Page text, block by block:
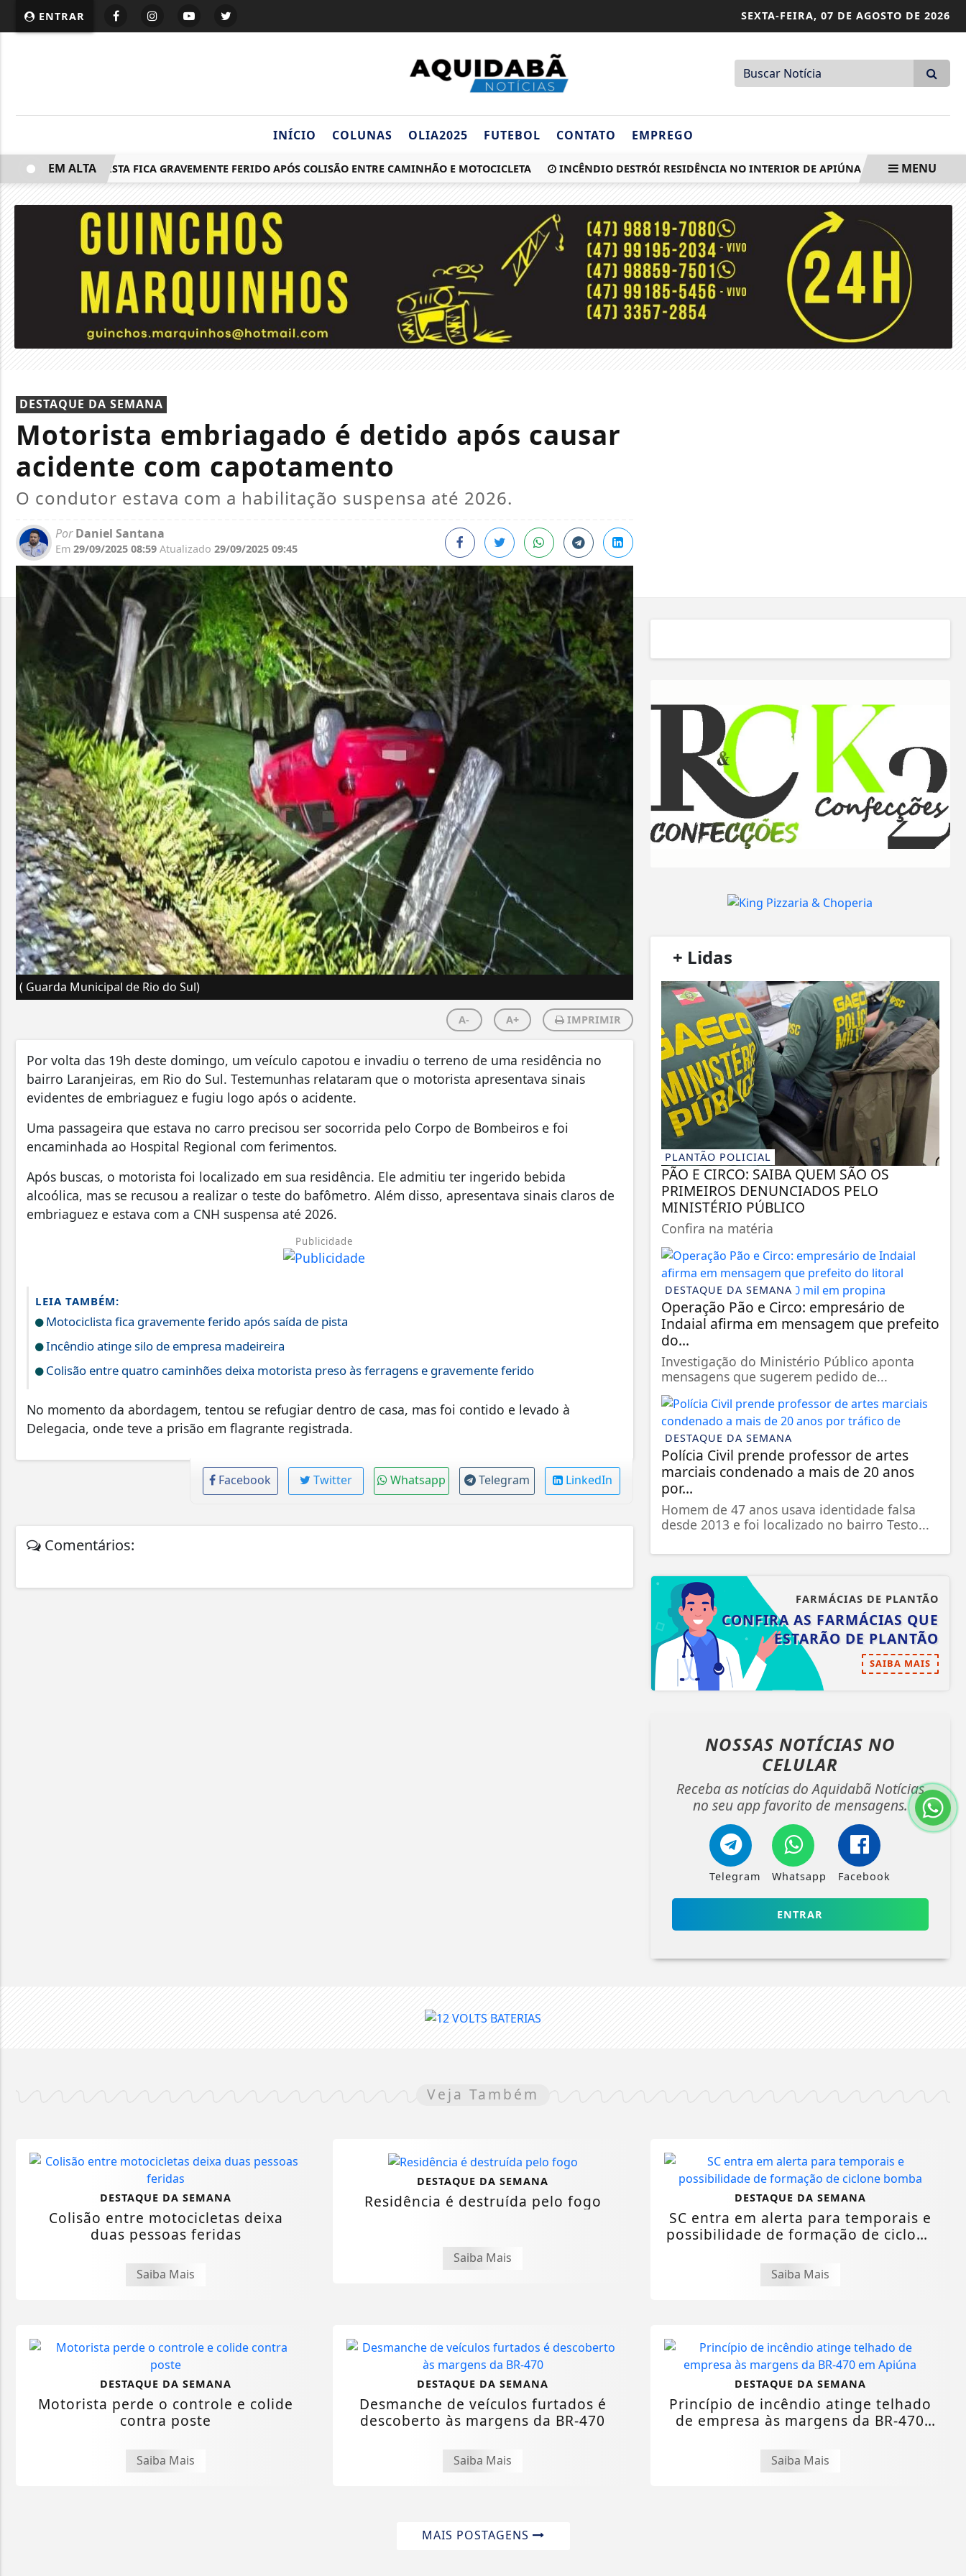
ENTRAR SEXTA-FEIRA, 07 DE AGOSTO DE 2026
INÍCIO COLUNAS OLIA2025 FUTEBOL CONTATO EMPREGO
MOTOCICLISTA FICA GRAVEMENTE FERIDO APÓS COLISÃO ENTRE CAMINHÃO E MOTOCICLETA INCÊNDIO DESTRÓI RESIDÊNCIA NO INTERIOR DE APIÚNA MOTOCICLISTA
EM ALTA MENU
DESTAQUE DA SEMANA
Motorista embriagado é detido após causar
acidente com capotamento
O condutor estava com a habilitação suspensa até 2026.
PorDaniel Santana
Em 29/09/2025 08:59 Atualizado 29/09/2025 09:45
( Guarda Municipal de Rio do Sul)
A- A+ IMPRIMIR
Por volta das 19h deste domingo, um veículo capotou e invadiu o terreno de uma residência no
bairro Laranjeiras, em Rio do Sul. Testemunhas relataram que o motorista apresentava sinais
evidentes de embriaguez e fugiu logo após o acidente.
Uma passageira que estava no carro precisou ser socorrida pelo Corpo de Bombeiros e foi
encaminhada ao Hospital Regional com ferimentos.
Após buscas, o motorista foi localizado em sua residência. Ele admitiu ter ingerido bebida
alcoólica, mas se recusou a realizar o teste do bafômetro. Além disso, apresentava sinais claros de
embriaguez e estava com a CNH suspensa até 2026.
Publicidade
LEIA TAMBÉM:
Motociclista fica gravemente ferido após saída de pista
Incêndio atinge silo de empresa madeireira
Colisão entre quatro caminhões deixa motorista preso às ferragens e gravemente ferido
No momento da abordagem, tentou se refugiar dentro de casa, mas foi contido e levado à
Delegacia, onde teve a prisão em flagrante registrada.
Facebook Twitter Whatsapp Telegram LinkedIn
Comentários:
+ Lidas
PLANTÃO POLICIAL
PÃO E CIRCO: SAIBA QUEM SÃO OS
PRIMEIROS DENUNCIADOS PELO
MINISTÉRIO PÚBLICO
Confira na matéria
DESTAQUE DA SEMANA
Operação Pão e Circo: empresário de
Indaial afirma em mensagem que prefeito
do...
Investigação do Ministério Público aponta
mensagens que sugerem pedido de...
DESTAQUE DA SEMANA
Polícia Civil prende professor de artes
marciais condenado a mais de 20 anos
por...
Homem de 47 anos usava identidade falsa
desde 2013 e foi localizado no bairro Testo...
FARMÁCIAS DE PLANTÃO
CONFIRA AS FARMÁCIAS QUE
ESTARÃO DE PLANTÃO
SAIBA MAIS
NOSSAS NOTÍCIAS NO
CELULAR
Receba as notícias do Aquidabã Notícias
no seu app favorito de mensagens.
Telegram Whatsapp Facebook
ENTRAR
Veja Também
DESTAQUE DA SEMANA
Colisão entre motocicletas deixa
duas pessoas feridas
Saiba Mais
DESTAQUE DA SEMANA
Residência é destruída pelo fogo
Saiba Mais
DESTAQUE DA SEMANA
SC entra em alerta para temporais e
possibilidade de formação de ciclone
Saiba Mais
DESTAQUE DA SEMANA
Motorista perde o controle e colide
contra poste
Saiba Mais
DESTAQUE DA SEMANA
Desmanche de veículos furtados é
descoberto às margens da BR-470
Saiba Mais
DESTAQUE DA SEMANA
Princípio de incêndio atinge telhado
de empresa às margens da BR-470
Saiba Mais
MAIS POSTAGENS